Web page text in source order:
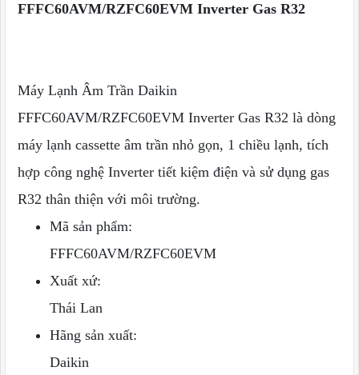
FFFC60AVM/RZFC60EVM Inverter Gas R32
Máy Lạnh Âm Trần Daikin
FFFC60AVM/RZFC60EVM Inverter Gas R32 là dòng
máy lạnh cassette âm trần nhỏ gọn, 1 chiều lạnh, tích
hợp công nghệ Inverter tiết kiệm điện và sử dụng gas
R32 thân thiện với môi trường.
Mã sản phẩm:
FFFC60AVM/RZFC60EVM
Xuất xứ:
Thái Lan
Hãng sản xuất:
Daikin